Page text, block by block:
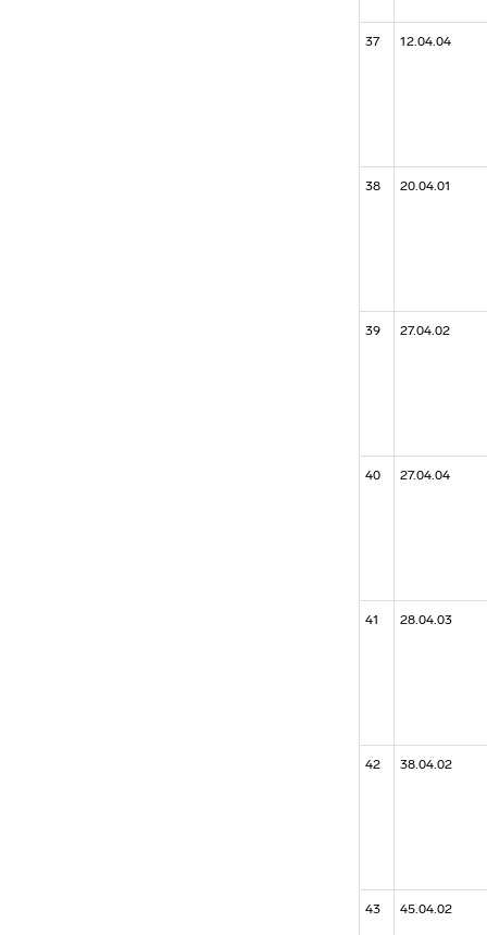
37 12.04.04
38 20.04.01
39 27.04.02
40 27.04.04
41 28.04.03
42 38.04.02
43 45.04.02